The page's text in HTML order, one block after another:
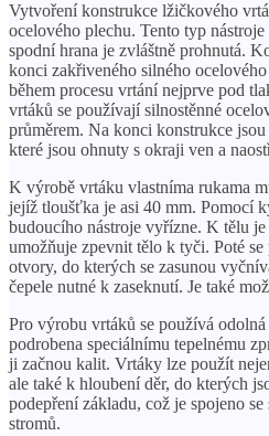
Vytvoření konstrukce lžičkového
ocelového plechu. Tento typ
spodní hrana je zvláštně prohnutá.
konci zakřiveného silného
během procesu vrtání nejprve pod
vrtáků se používají silnostěnné
průměrem. Na konci konstrukce
které jsou ohnuty s okraji ven a
K výrobě vrtáku vlastníma rukama
jejíž tloušťka je asi 40 mm. Pomocí
budoucího nástroje vyřízne. K tělu
umožňuje zpevnit tělo k tyči. Poté
otvory, do kterých se zasunou
čepele nutné k zaseknutí. Je také
Pro výrobu vrtáků se používá
podrobena speciálnímu tepelnému
ji začnou kalit. Vrtáky lze použít
ale také k hloubení děr, do kterých
podepření základu, což je spojeno
stromů.